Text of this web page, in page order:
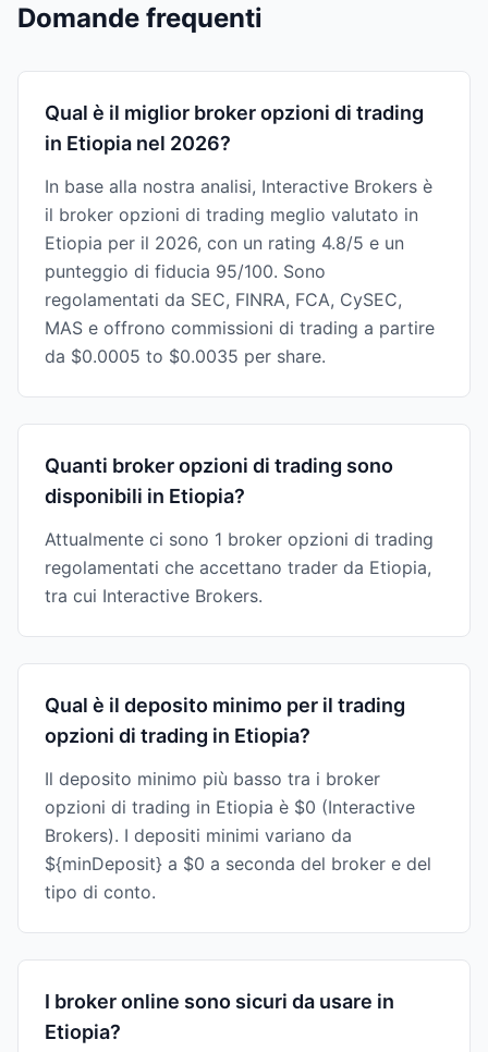
Domande frequenti
Qual è il miglior broker opzioni di trading
in Etiopia nel 2026?
In base alla nostra analisi, Interactive Brokers è
il broker opzioni di trading meglio valutato in
Etiopia per il 2026, con un rating 4.8/5 e un
punteggio di fiducia 95/100. Sono
regolamentati da SEC, FINRA, FCA, CySEC,
MAS e offrono commissioni di trading a partire
da $0.0005 to $0.0035 per share.
Quanti broker opzioni di trading sono
disponibili in Etiopia?
Attualmente ci sono 1 broker opzioni di trading
regolamentati che accettano trader da Etiopia,
tra cui Interactive Brokers.
Qual è il deposito minimo per il trading
opzioni di trading in Etiopia?
Il deposito minimo più basso tra i broker
opzioni di trading in Etiopia è $0 (Interactive
Brokers). I depositi minimi variano da
${minDeposit} a $0 a seconda del broker e del
tipo di conto.
I broker online sono sicuri da usare in
Etiopia?